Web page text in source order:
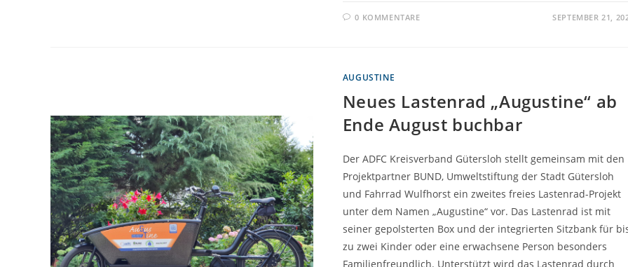
0 KOMMENTARE SEPTEMBER 21,
AUGUSTINE
Neues Lastenrad „Augustine“ ab
Ende August buchbar
Der ADFC Kreisverband Gütersloh stellt gemeinsam mit den
Projektpartner BUND, Umweltstiftung der Stadt Gütersloh
und Fahrrad Wulfhorst ein zweites freies Lastenrad-Projekt
unter dem Namen „Augustine“ vor. Das Lastenrad ist mit
seiner gepolsterten Box und der integrierten Sitzbank für
zu zwei Kinder oder eine erwachsene Person besonders
Familienfreundlich. Unterstützt wird das Lastenrad durch